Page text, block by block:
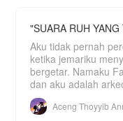
"SUARA RUH
Aku tidak pernah
ketika jemariku
bergetar. Namaku Fariz. Usiaku tiga puluh lima tahun,
dan aku adalah